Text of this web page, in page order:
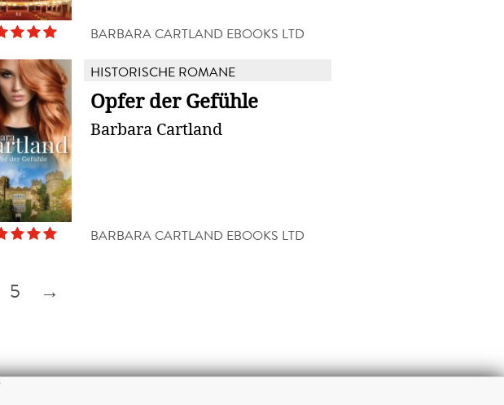
BARBARA CARTLAND EBOOKS LTD
HISTORISCHE ROMANE
Opfer der Gefühle
Barbara Cartland
BARBARA CARTLAND EBOOKS LTD
5 →